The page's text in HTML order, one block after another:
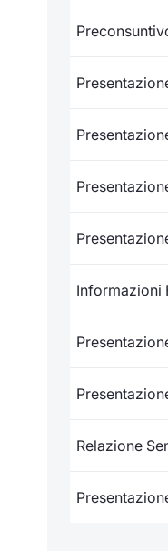
Informazioni
Relazione